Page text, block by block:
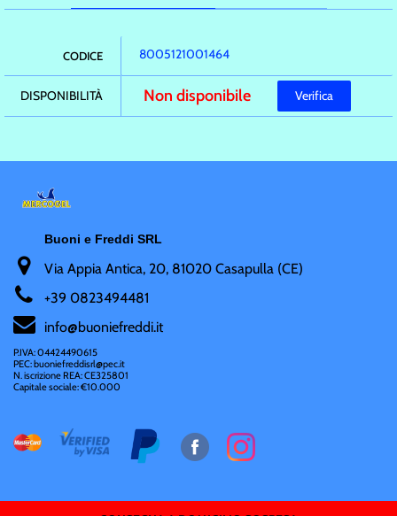
CODICE 8005121001464
DISPONIBILITÀ Verifica
Non disponibile
Buoni e Freddi SRL
Via Appia Antica, 20, 81020 Casapulla (CE)
+39 0823494481
info@buoniefreddi.it
P.IVA: 04424490615
PEC: buoniefreddisrl@pec.it
N. iscrizione REA: CE325801
Capitale sociale: €10.000